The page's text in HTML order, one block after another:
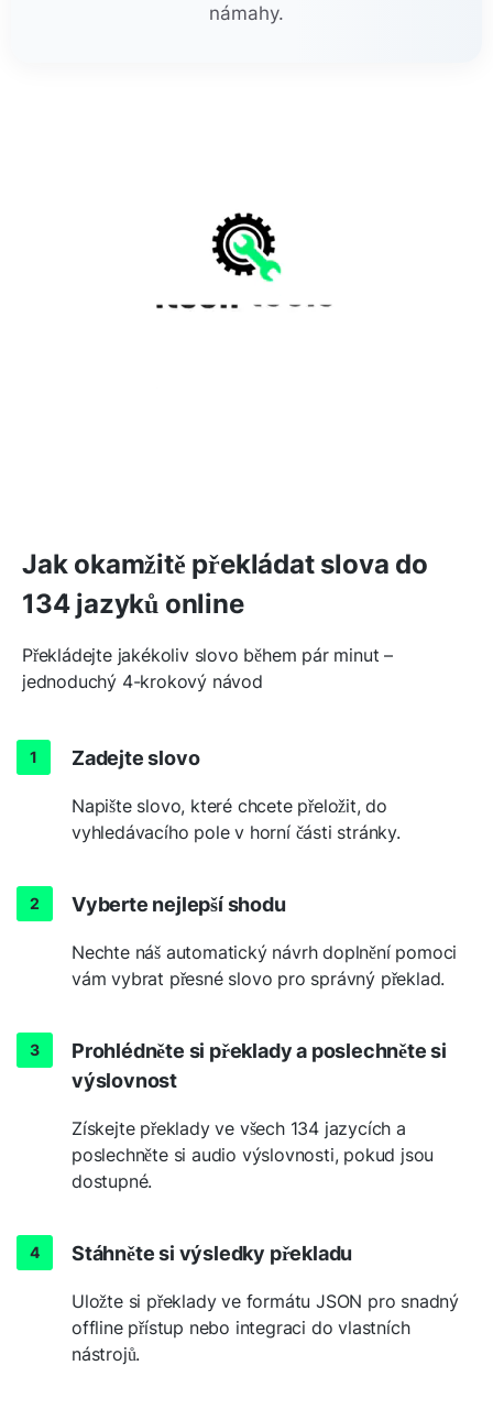
námahy.
Jak okamžitě překládat slova do
134 jazyků online
Překládejte jakékoliv slovo během pár minut –
jednoduchý 4-krokový návod
Zadejte slovo
Napište slovo, které chcete přeložit, do
vyhledávacího pole v horní části stránky.
Vyberte nejlepší shodu
Nechte náš automatický návrh doplnění pomoci
vám vybrat přesné slovo pro správný překlad.
Prohlédněte si překlady a poslechněte si
výslovnost
Získejte překlady ve všech 134 jazycích a
poslechněte si audio výslovnosti, pokud jsou
dostupné.
Stáhněte si výsledky překladu
Uložte si překlady ve formátu JSON pro snadný
offline přístup nebo integraci do vlastních
nástrojů.